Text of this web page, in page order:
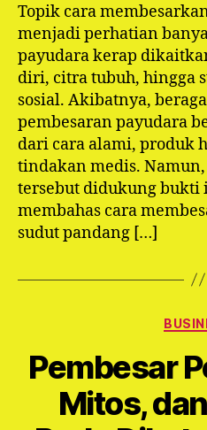
Topik cara
menjadi perhatian
payudara kerap
diri, citra tubuh, hingga
sosial. Akibatnya,
pembesaran payudara
dari cara alami, produk
tindakan medis.
tersebut didukung
membahas cara
sudut pandang […]
Pembesar
Mitos,